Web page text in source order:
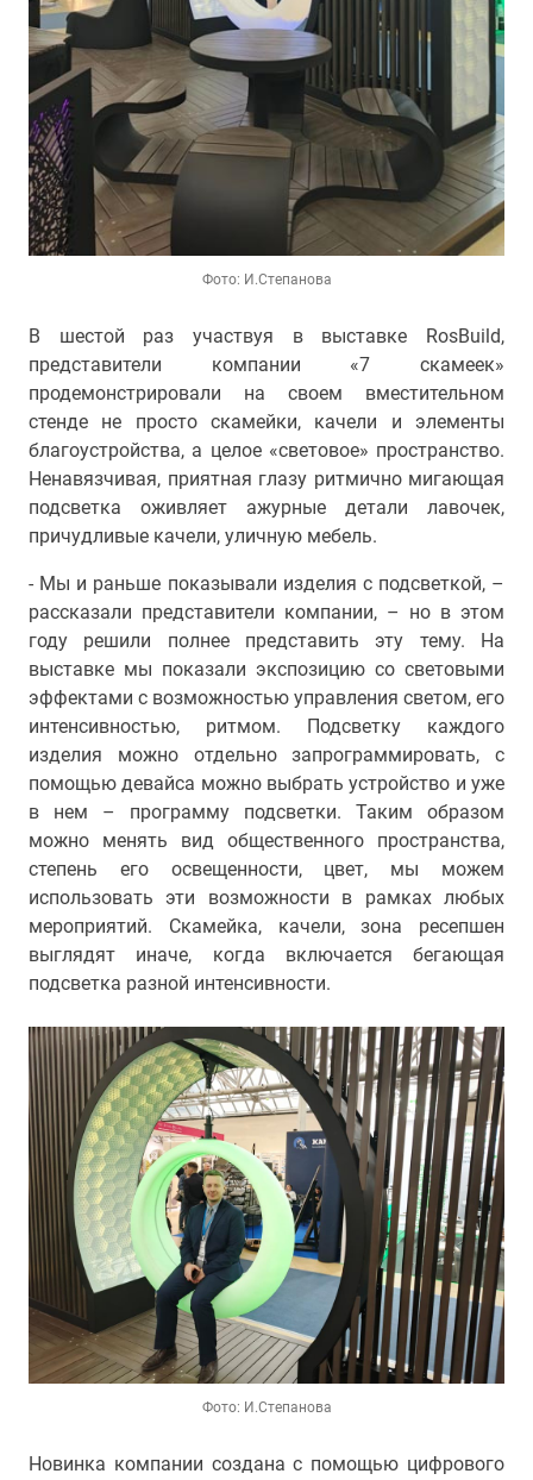
Фото: И.Степанова
В шестой раз участвуя в выставке RosBuild,
представители компании «7 скамеек»
продемонстрировали на своем вместительном
стенде не просто скамейки, качели и элементы
благоустройства, а целое «световое» пространство.
Ненавязчивая, приятная глазу ритмично мигающая
подсветка оживляет ажурные детали лавочек,
причудливые качели, уличную мебель.
- Мы и раньше показывали изделия с подсветкой, –
рассказали представители компании, – но в этом
году решили полнее представить эту тему. На
выставке мы показали экспозицию со световыми
эффектами с возможностью управления светом, его
интенсивностью, ритмом. Подсветку каждого
изделия можно отдельно запрограммировать, с
помощью девайса можно выбрать устройство и уже
в нем – программу подсветки. Таким образом
можно менять вид общественного пространства,
степень его освещенности, цвет, мы можем
использовать эти возможности в рамках любых
мероприятий. Скамейка, качели, зона ресепшен
выглядят иначе, когда включается бегающая
подсветка разной интенсивности.
Фото: И.Степанова
Новинка компании создана с помощью цифрового